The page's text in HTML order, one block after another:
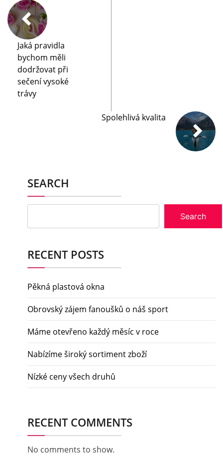
Jaká pravidla
bychom měli
dodržovat při
sečení vysoké
trávy
Spolehlivá kvalita
SEARCH
Search
RECENT POSTS
Pěkná plastová okna
Obrovský zájem fanoušků o náš sport
Máme otevřeno každý měsíc v roce
Nabízíme široký sortiment zboží
Nízké ceny všech druhů
RECENT COMMENTS
No comments to show.